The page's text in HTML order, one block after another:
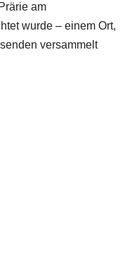
am
wurde – einem Ort,
versammelt